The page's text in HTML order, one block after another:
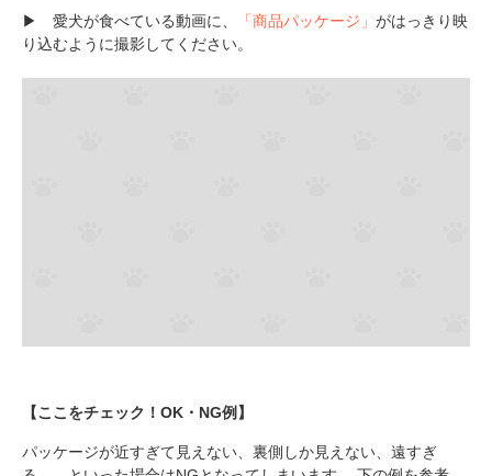
▶ 愛犬が食べている動画に、 「商品パッケージ」 がはっきり映
り込むように撮影してください。
【ここをチェック！OK・NG例】
パッケージが近すぎて見えない、裏側しか見えない、遠すぎ